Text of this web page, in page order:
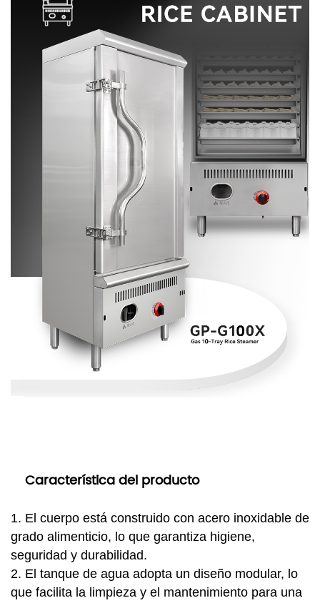
1. El cuerpo está construido con acero inoxidable de
grado alimenticio, lo que garantiza higiene,
seguridad y durabilidad.
2. El tanque de agua adopta un diseño modular, lo
que facilita la limpieza y el mantenimiento para una